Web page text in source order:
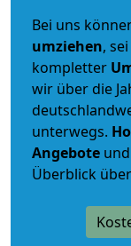
Bei uns
umziehen,
kompletter
wir über die
unterwegs.
Angebote
Überblick